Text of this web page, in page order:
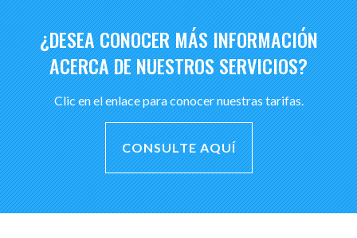
¿DESEA CONOCER MÁS INFORMACIÓN
ACERCA DE NUESTROS SERVICIOS?
Clic en el enlace para conocer nuestras tarifas.
CONSULTE AQUÍ